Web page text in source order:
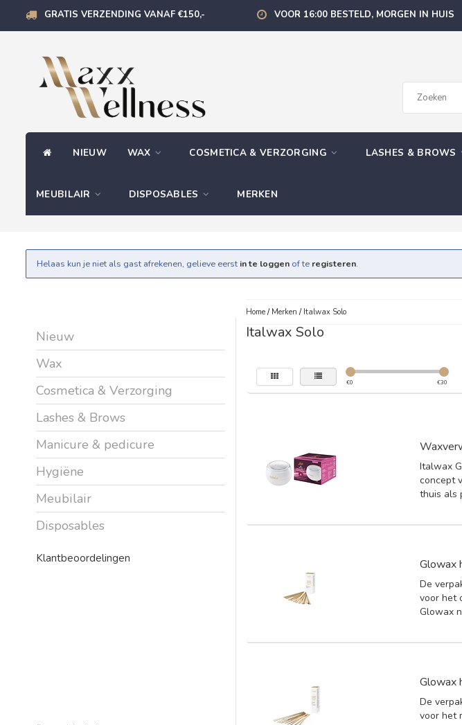
GRATIS VERZENDING VANAF €150,- VOOR 16:00 BESTELD, MORGEN IN HUIS
NIEUW WAX COSMETICA & VERZORGING LASHES & BROWS
MEUBILAIR DISPOSABLES MERKEN
Helaas kun je niet als gast afrekenen, gelieve eerst in te loggen of te registeren.
Nieuw
Wax
Cosmetica & Verzorging
Lashes & Brows
Manicure & pedicure
Hygiëne
Meubilair
Disposables
Klantbeoordelingen
Home/ Merken / Italwax Solo
Italwax Solo
€0 €30
Italwax
concept
thuis als
Glowax
De
voor het
Glowax
Glowax
De
voor het